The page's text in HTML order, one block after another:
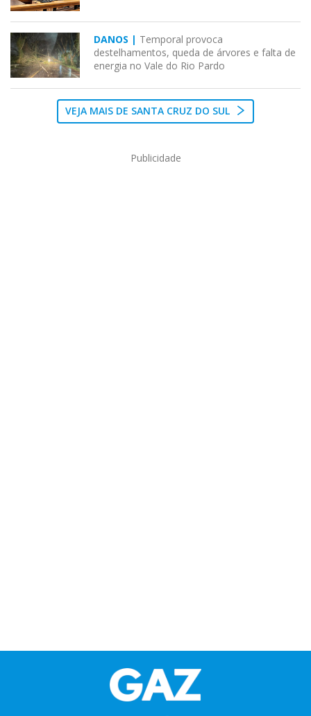
DANOS | Temporal provoca
destelhamentos, queda de árvores e falta de
energia no Vale do Rio Pardo
VEJA MAIS DE SANTA CRUZ DO SUL
Publicidade